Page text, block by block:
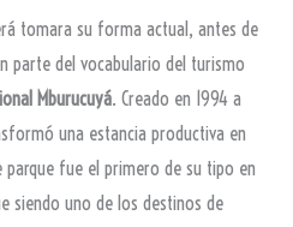
tomara su forma actual, antes de
parte del vocabulario del turismo
Mburucuyá. Creado en 1994 a
una estancia productiva en
fue el primero de su tipo en
siendo uno de los destinos de